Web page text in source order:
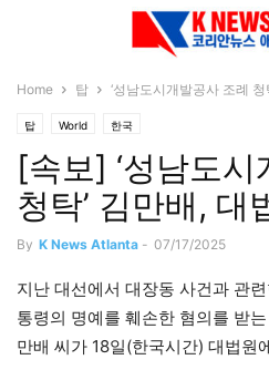
Home 탑 ‘성남도시개발공사 조례
탑 World 한국
[속보] ‘성남도
청탁’ 김만배, 대
By K News Atlanta - 07/17/2025
지난 대선에서 대장동 사건과 관
통령의 명예를 훼손한 혐의를 받
만배 씨가 18일(한국시간) 대법원